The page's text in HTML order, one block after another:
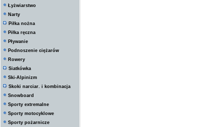
Łyżwiarstwo
Narty
Piłka nożna
Piłka ręczna
Pływanie
Podnoszenie ciężarów
Rowery
Siatkówka
Ski-Alpinizm
Skoki narciar. i kombinacja
Snowboard
Sporty extremalne
Sporty motocyklowe
Sporty pożarnicze